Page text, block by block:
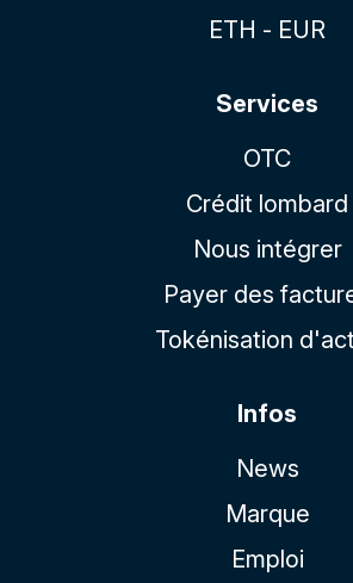
ETH - EUR
Services
OTC
Crédit lombard
Nous intégrer
Payer des
Tokénisation
Infos
News
Marque
Emploi